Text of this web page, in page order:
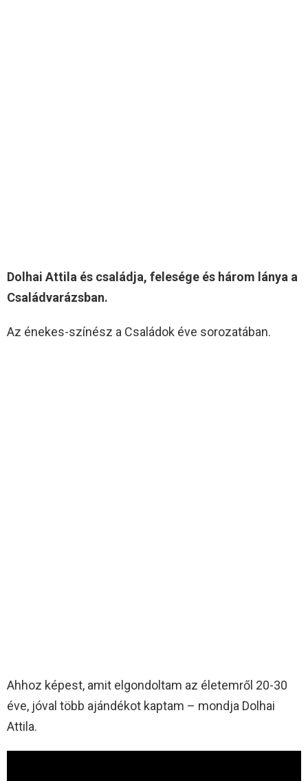
Dolhai Attila és családja, felesége és három lánya a
Családvarázsban.
Az énekes-színész a Családok éve sorozatában.
Ahhoz képest, amit elgondoltam az életemről 20-30
éve, jóval több ajándékot kaptam – mondja Dolhai
Attila.